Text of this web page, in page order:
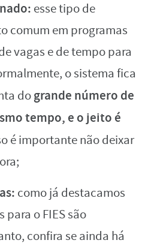
esse tipo de
comum em programas
vagas e de tempo para
o sistema fica
dogrande número de
tempo, e o jeito é
é importante não deixar
como já destacamos
para o FIES são
confira se ainda há